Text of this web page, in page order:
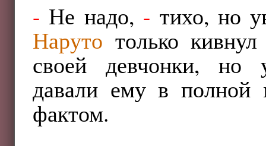
- Не надо, - тихо, но
Наруто только
своей девчонки, но
давали ему в полной
фактом.